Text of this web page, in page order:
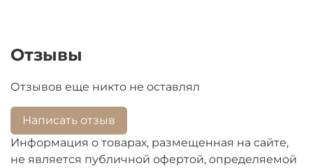
Отзывы
Отзывов еще никто не оставлял
Написать отзыв
Информация о товарах, размещенная на сайте,
не является публичной офертой, определяемой